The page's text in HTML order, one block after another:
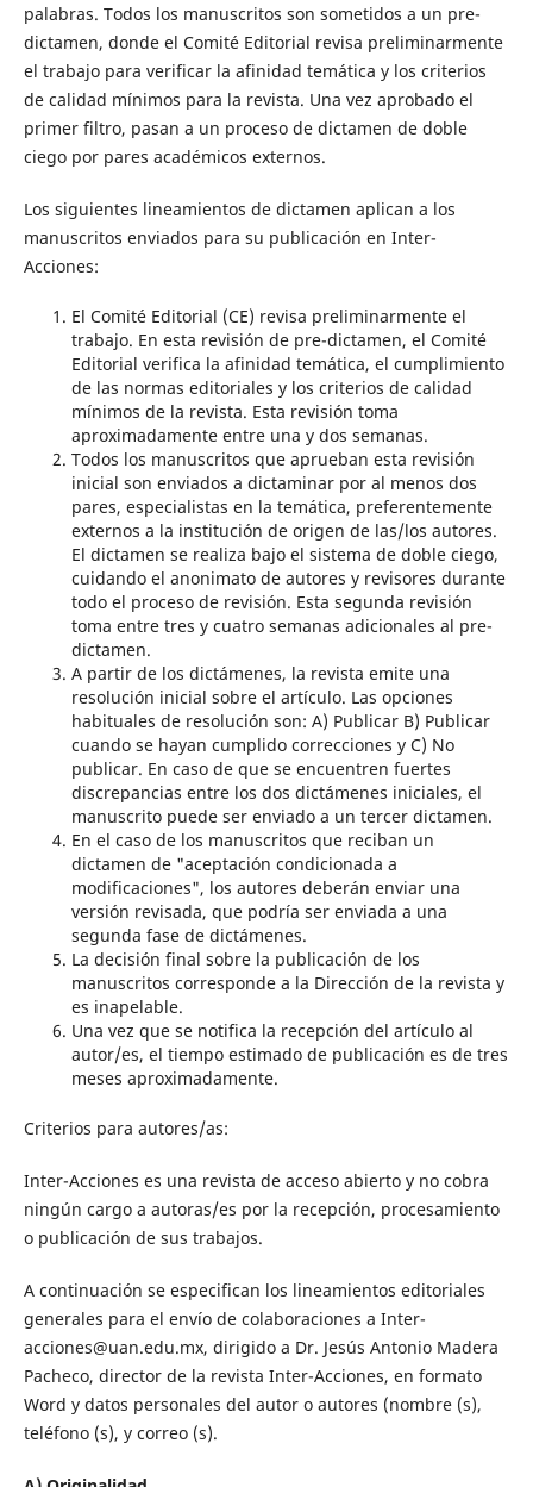
palabras. Todos los manuscritos son sometidos a un pre-
dictamen, donde el Comité Editorial revisa preliminarmente
el trabajo para verificar la afinidad temática y los criterios
de calidad mínimos para la revista. Una vez aprobado el
primer filtro, pasan a un proceso de dictamen de doble
ciego por pares académicos externos.
Los siguientes lineamientos de dictamen aplican a los
manuscritos enviados para su publicación en Inter-
Acciones:
El Comité Editorial (CE) revisa preliminarmente el
trabajo. En esta revisión de pre-dictamen, el Comité
Editorial verifica la afinidad temática, el cumplimiento
de las normas editoriales y los criterios de calidad
mínimos de la revista. Esta revisión toma
aproximadamente entre una y dos semanas.
Todos los manuscritos que aprueban esta revisión
inicial son enviados a dictaminar por al menos dos
pares, especialistas en la temática, preferentemente
externos a la institución de origen de las/los autores.
El dictamen se realiza bajo el sistema de doble ciego,
cuidando el anonimato de autores y revisores durante
todo el proceso de revisión. Esta segunda revisión
toma entre tres y cuatro semanas adicionales al pre-
dictamen.
A partir de los dictámenes, la revista emite una
resolución inicial sobre el artículo. Las opciones
habituales de resolución son: A) Publicar B) Publicar
cuando se hayan cumplido correcciones y C) No
publicar. En caso de que se encuentren fuertes
discrepancias entre los dos dictámenes iniciales, el
manuscrito puede ser enviado a un tercer dictamen.
En el caso de los manuscritos que reciban un
dictamen de "aceptación condicionada a
modificaciones", los autores deberán enviar una
versión revisada, que podría ser enviada a una
segunda fase de dictámenes.
La decisión final sobre la publicación de los
manuscritos corresponde a la Dirección de la revista y
es inapelable.
Una vez que se notifica la recepción del artículo al
autor/es, el tiempo estimado de publicación es de tres
meses aproximadamente.
Criterios para autores/as:
Inter-Acciones es una revista de acceso abierto y no cobra
ningún cargo a autoras/es por la recepción, procesamiento
o publicación de sus trabajos.
A continuación se especifican los lineamientos editoriales
generales para el envío de colaboraciones a Inter-
acciones@uan.edu.mx, dirigido a Dr. Jesús Antonio Madera
Pacheco, director de la revista Inter-Acciones, en formato
Word y datos personales del autor o autores (nombre (s),
teléfono (s), y correo (s).